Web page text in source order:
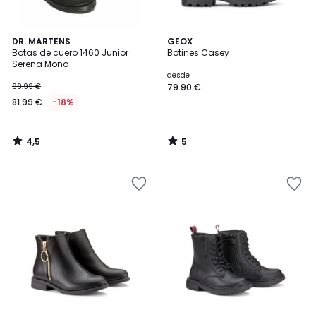
DR. MARTENS
Botas de cuero 1460 Junior
Serena Mono
99.99 €
81.99 € -18%
4,5
/ 5
4,5
/
GEOX
Botines Casey
desde
79.90 €
5
/
5
/